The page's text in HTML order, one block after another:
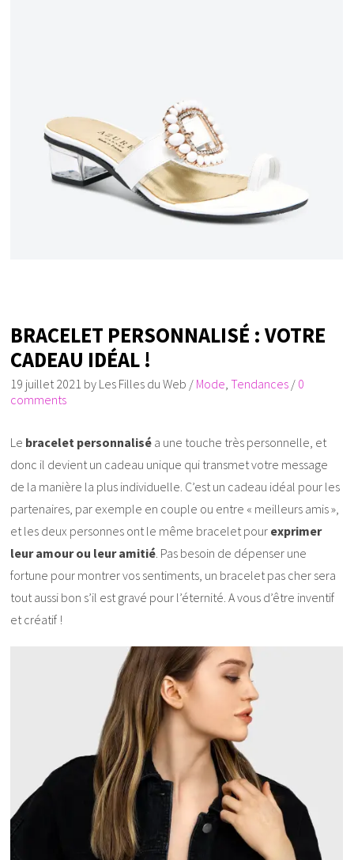
BRACELET PERSONNALISÉ : VOTRE
CADEAU IDÉAL !
19 juillet 2021 by Les Filles du Web / Mode,Tendances / 0
comments
Le bracelet personnalisé a une touche très personnelle, et
donc il devient un cadeau unique qui transmet votre message
de la manière la plus individuelle. C’est un cadeau idéal pour les
partenaires, par exemple en couple ou entre « meilleurs amis »,
et les deux personnes ont le même bracelet pour exprimer
leur amour ou leur amitié. Pas besoin de dépenser une
fortune pour montrer vos sentiments, un bracelet pas cher sera
tout aussi bon s’il est gravé pour l’éternité. A vous d’être inventif
et créatif !